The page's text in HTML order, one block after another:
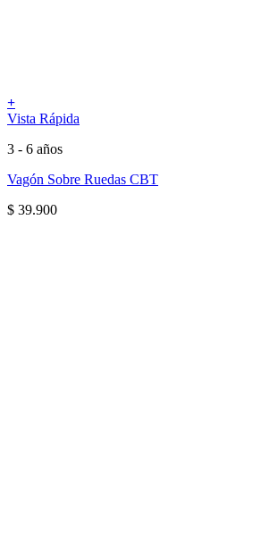
+
Vista Rápida
3 - 6 años
Vagón Sobre Ruedas CBT
$ 39.900